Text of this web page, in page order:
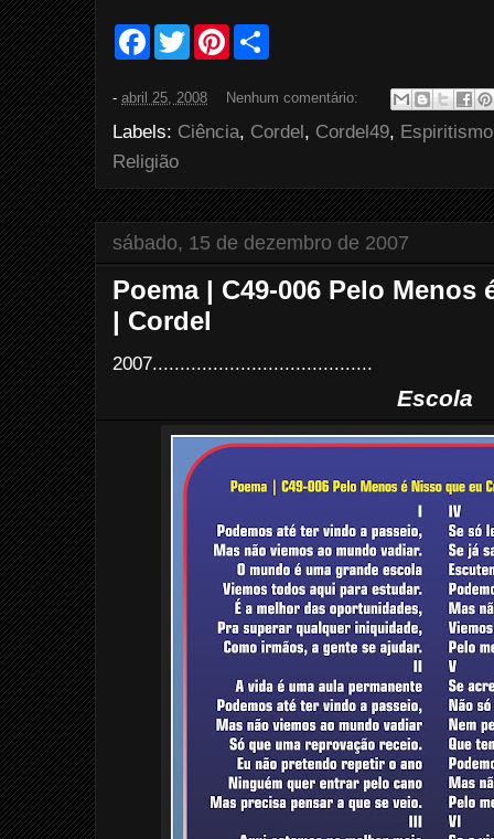
F
b
o
o
k
T
w
t
e
r
P
e
e
e
- abril 25, 2008 Nenhum comentário:
Labels: Ciência, Cordel, Cordel49, Espiritismo
Religião
sábado, 15 de dezembro de 2007
Poema | C49-006 Pelo Menos
| Cordel
2007........................................
Escola